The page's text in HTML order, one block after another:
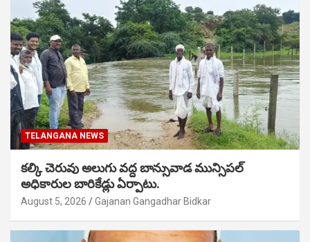
TELANGANA NEWS
కల్కి చెరువు అలుగు వద్ద బాన్సువాడ మున్సిపల్
అధికారుల బారికేడ్లు ఏర్పాటు.
August 5, 2026 Gajanan Gangadhar Bidkar